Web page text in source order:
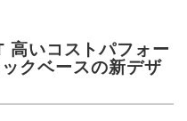
いコストパフォー
クベースの新デザ